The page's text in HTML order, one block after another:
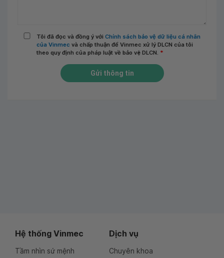
Tôi đã đọc và đồng ý với Chính sách bảo vệ dữ liệu cá nhân
của Vinmec và chấp thuận để Vinmec xử lý DLCN của tôi
theo quy định của pháp luật về bảo vệ DLCN. *
Gửi thông tin
Hệ thống Vinmec
Tầm nhìn sứ mệnh
Dịch vụ
Chuyên khoa